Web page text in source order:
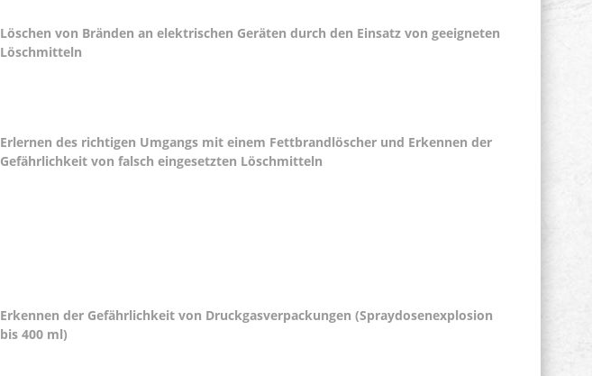
Löschen von Bränden an elektrischen Geräten durch den Einsatz von geeigneten
Löschmitteln
Erlernen des richtigen Umgangs mit einem Fettbrandlöscher und Erkennen der
Gefährlichkeit von falsch eingesetzten Löschmitteln
Erkennen der Gefährlichkeit von Druckgasverpackungen (Spraydosenexplosion
bis 400 ml)